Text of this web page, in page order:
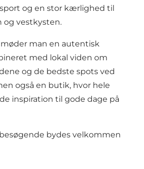
og en stor kærlighed til
og vestkysten.
man en autentisk
med lokal viden om
og de bedste spots ved
også en butik, hvor hele
inspiration til gode dage på
bydes velkommen